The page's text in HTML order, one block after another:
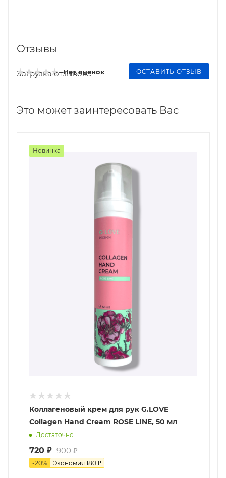
Отзывы
Нет оценок ОСТАВИТЬ ОТЗЫВ
Загрузка отзывов...
Это может заинтересовать Вас
Новинка
Коллагеновый крем для рук G.LOVE
Collagen Hand Cream ROSE LINE, 50 мл
Достаточно
720 ₽ 900 ₽
-20% Экономия 180 ₽